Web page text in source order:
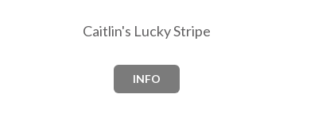
Caitlin's Lucky Stripe
INFO